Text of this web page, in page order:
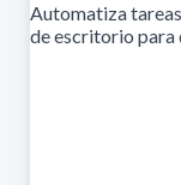
Automatiza
de escritorio